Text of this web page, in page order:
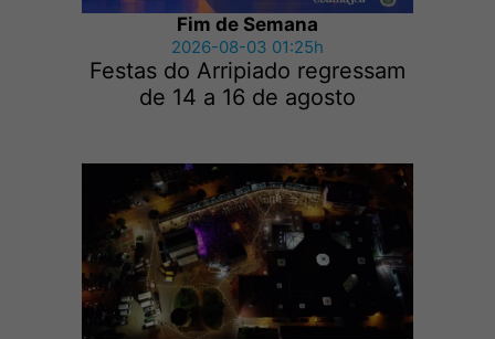
Fim de Semana
2026-08-03 01:25h
Festas do Arripiado regressam
de 14 a 16 de agosto